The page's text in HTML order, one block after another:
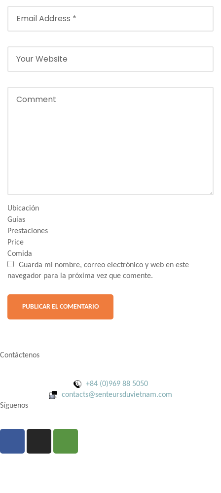
Ubicación
Guías
Prestaciones
Price
Comida
Guarda mi nombre, correo electrónico y web en este
navegador para la próxima vez que comente.
Contáctenos
+84 (0)969 88 5050
contacts@senteursduvietnam.com
Síguenos